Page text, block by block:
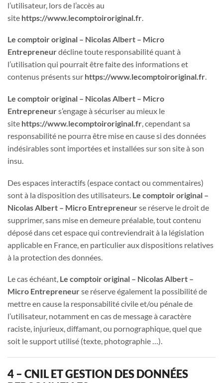
l’utilisateur, lors de l’accès au
site https://www.lecomptoiroriginal.fr.
Le comptoir original – Nicolas Albert – Micro
Entrepreneurdécline toute responsabilité quant à
l’utilisation qui pourrait être faite des informations et
contenus présents sur https://www.lecomptoiroriginal.fr.
Le comptoir original – Nicolas Albert – Micro
Entrepreneurs’engage à sécuriser au mieux le
site https://www.lecomptoiroriginal.fr, cependant sa
responsabilité ne pourra être mise en cause si des données
indésirables sont importées et installées sur son site à son
insu.
Des espaces interactifs (espace contact ou commentaires)
sont à la disposition des utilisateurs. Le comptoir original –
Nicolas Albert – Micro Entrepreneurse réserve le droit de
supprimer, sans mise en demeure préalable, tout contenu
déposé dans cet espace qui contreviendrait à la législation
applicable en France, en particulier aux dispositions relatives
à la protection des données.
Le cas échéant, Le comptoir original – Nicolas Albert –
Micro Entrepreneurse réserve également la possibilité de
mettre en cause la responsabilité civile et/ou pénale de
l’utilisateur, notamment en cas de message à caractère
raciste, injurieux, diffamant, ou pornographique, quel que
soit le support utilisé (texte, photographie …).
4 – CNIL ET GESTION DES DONNÉES